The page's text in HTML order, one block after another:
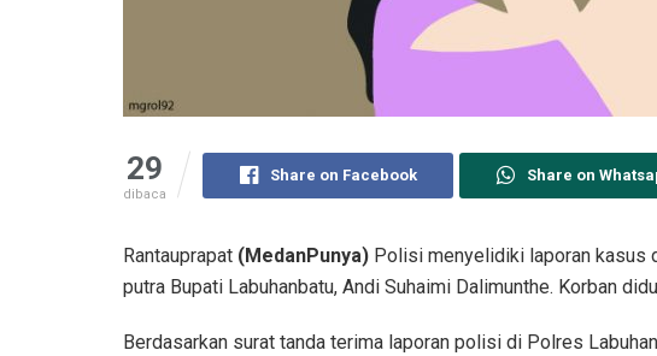
29
dibaca
Share on Facebook Share on
Rantauprapat (MedanPunya) Polisi menyelidiki laporan kasus
putra Bupati Labuhanbatu, Andi Suhaimi Dalimunthe. Korban
Berdasarkan surat tanda terima laporan polisi di Polres